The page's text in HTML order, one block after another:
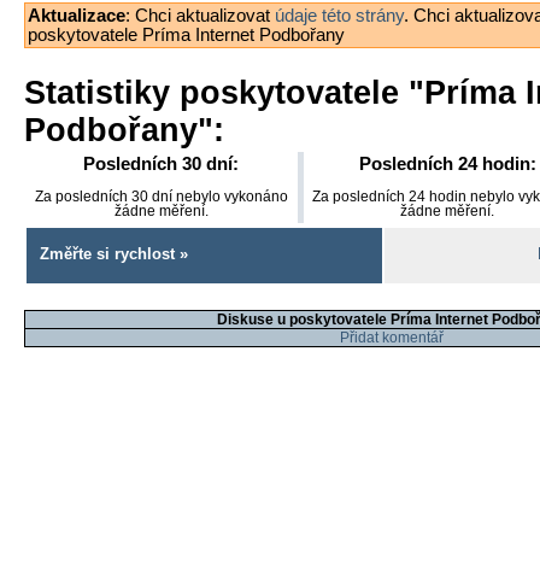
Aktualizace: Chci aktualizovat údaje této strány. Chci
poskytovatele Príma Internet Podbořany
Statistiky poskytovatele "Príma
Podbořany":
Posledních 30 dní:
Za posledních 30 dní nebylo vykonáno
žádne měření.
Posledních 24 hodin:
Za posledních 24 hodin nebylo
žádne měření.
Změřte si rychlost »
Diskuse u poskytovatele Príma Internet
Přidat komentář